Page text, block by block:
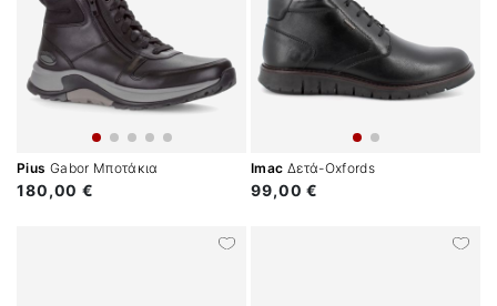
Pius Gabor Μποτάκια
180,00 €
Imac Δετά-Oxfords
99,00 €